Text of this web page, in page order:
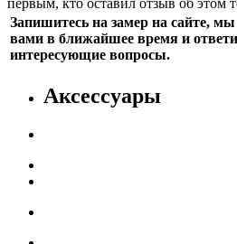
Запишитесь на замер на сайте,
вами в ближайшее время и
интересующие вопросы.
Аксессуары